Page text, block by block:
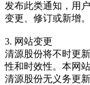
发布此类通知，用
变更、修订或新增。
3. 网站变更
清源股份将不时更
性和时效性。本网
清源股份无义务更新